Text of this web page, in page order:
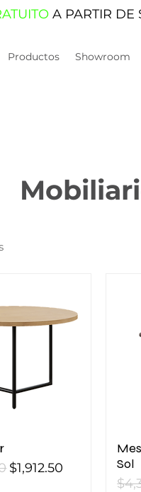
A PARTIR
Productos Showroom
Precio de oferta
$1,912.50
Sol